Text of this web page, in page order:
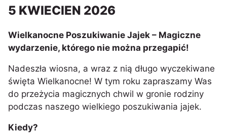
5 KWIECIEN 2026
Wielkanocne Poszukiwanie Jajek – Magiczne
wydarzenie, którego nie można przegapić!
Nadeszła wiosna, a wraz z nią długo wyczekiwane
święta Wielkanocne! W tym roku zapraszamy Was
do przeżycia magicznych chwil w gronie rodziny
podczas naszego wielkiego poszukiwania jajek.
Kiedy?